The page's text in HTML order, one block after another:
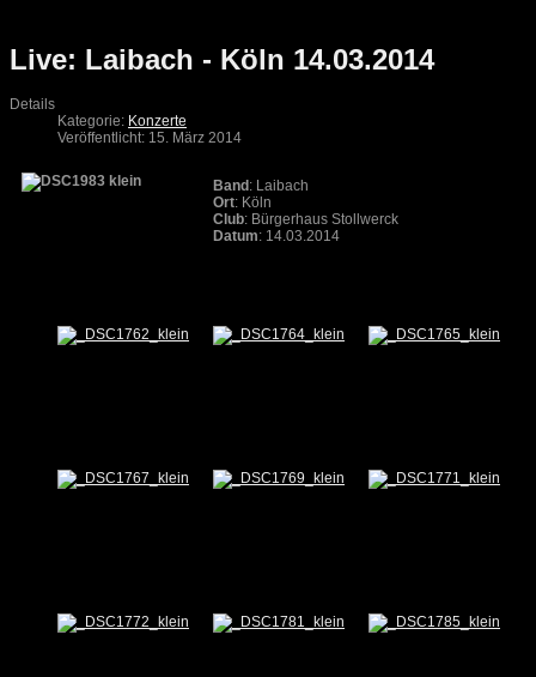
Live: Laibach - Köln 14.03.2014
Details
Kategorie: Konzerte
Veröffentlicht: 15. März 2014
Band : Laibach
Ort: Köln
Club: Bürgerhaus Stollwerck
Datum: 14.03.2014